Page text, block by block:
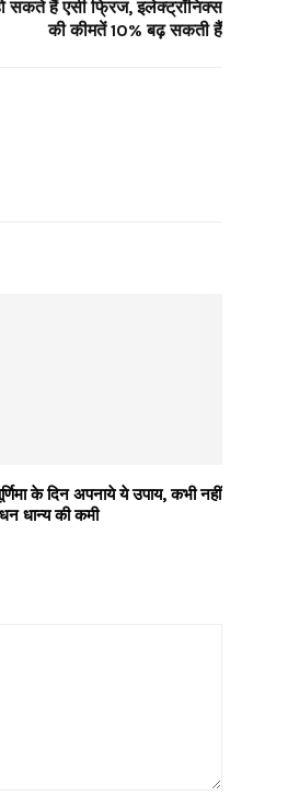
सकते हैं एसी फ्रिज, इलेक्ट्रॉनिक्स
की कीमतें 10% बढ़ सकती हैं
के दिन अपनाये ये उपाय, कभी नहीं
धान्य की कमी